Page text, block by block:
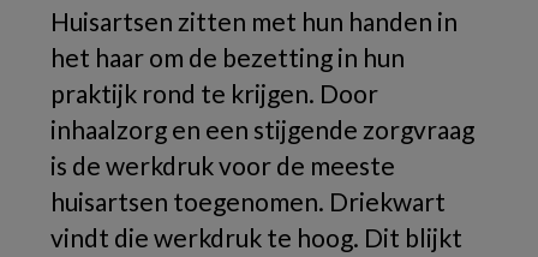
Huisartsen zitten met hun handen in
het haar om de bezetting in hun
praktijk rond te krijgen. Door
inhaalzorg en een stijgende zorgvraag
is de werkdruk voor de meeste
huisartsen toegenomen. Driekwart
vindt die werkdruk te hoog. Dit blijkt